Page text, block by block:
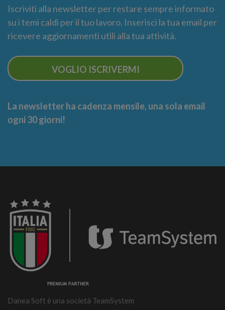
Iscriviti alla newsletter per restare sempre informato
su i temi caldi per il tuo lavoro. Inserisci la tua email per
ricevere aggiornamenti utili alla tua attività.
VOGLIO ISCRIVERMI
La newsletter ha cadenza mensile, una sola email
ogni 30 giorni!
Danea Soft è una società TeamSystem